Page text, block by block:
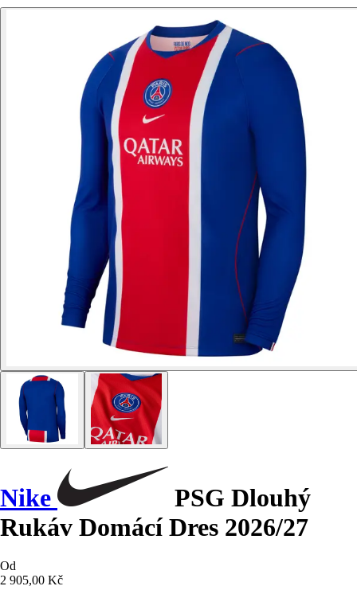
Nike
PSG Dlouhý
Rukáv Domácí Dres 2026/27
Od
2 905,00 Kč